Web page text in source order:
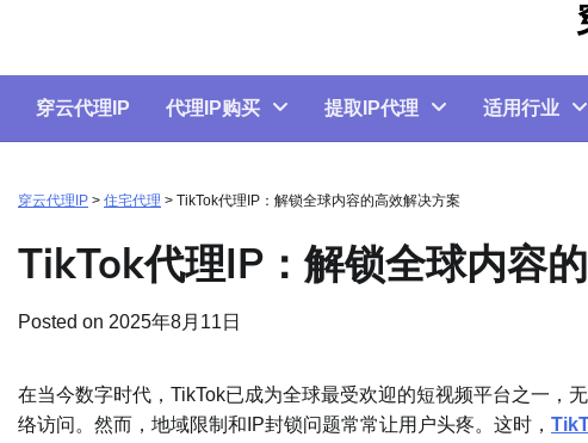
content
穿云代理IP 代理IP购买 提取IP代理 适用行业
穿云代理IP > 住宅代理 > TikTok代理IP：解锁全球内容的高效解决方案
TikTok代理IP：解锁全球内容
Posted on 2025年8月11日
在当今数字时代，TikTok已成为全球最受欢迎的短视频平台之一，
络访问。然而，地域限制和IP封锁问题常常让用户头疼。这时，